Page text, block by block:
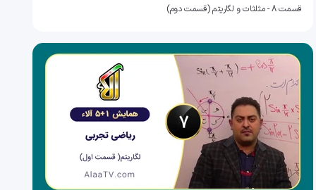
قسمت 8 - مثلثات و لگاریتم (قسمت دوم)